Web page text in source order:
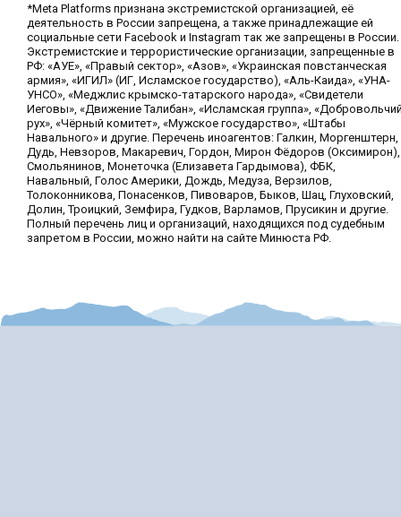
*Meta Platforms признана экстремистской организацией, её
деятельность в России запрещена, а также принадлежащие ей
социальные сети Facebook и Instagram так же запрещены в России.
Экстремистские и террористические организации, запрещенные в
РФ: «АУЕ», «Правый сектор», «Азов», «Украинская повстанческая
армия», «ИГИЛ» (ИГ, Исламское государство), «Аль-Каида», «УНА-
УНСО», «Меджлис крымско-татарского народа», «Свидетели
Иеговы», «Движение Талибан», «Исламская группа»,
рух», «Чёрный комитет», «Мужское государство», «Штабы
Навального» и другие. Перечень иноагентов: Галкин, Моргенштерн,
Дудь, Невзоров, Макаревич, Гордон, Мирон Фёдоров (Оксимирон),
Смольянинов, Монеточка (Елизавета Гардымова), ФБК,
Навальный, Голос Америки, Дождь, Медуза, Верзилов,
Толоконникова, Понасенков, Пивоваров, Быков, Шац, Глуховский,
Долин, Троицкий, Земфира, Гудков, Варламов, Прусикин и другие.
Полный перечень лиц и организаций, находящихся под судебным
запретом в России, можно найти на сайте Минюста РФ.